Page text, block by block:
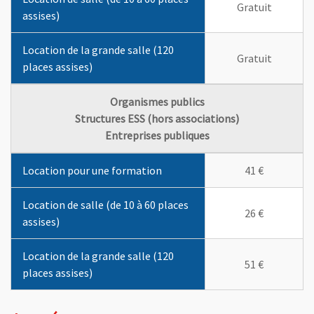
assises)
Gratuit
Location de la grande salle (120
places assises)
Gratuit
Les en-têtes de colonnes de la première ligne indiquent la
Organismes publics
Structures ESS (hors associations)
Entreprises publiques
Location pour une formation 41 €
Location de salle (de 10 à 60 places
assises)
26 €
Location de la grande salle (120
places assises)
51 €